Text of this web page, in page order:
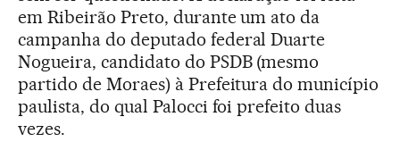
em Ribeirão Preto, durante um ato da
campanha do deputado federal Duarte
Nogueira, candidato do PSDB (mesmo
partido de Moraes) à Prefeitura do município
paulista, do qual Palocci foi prefeito duas
vezes.